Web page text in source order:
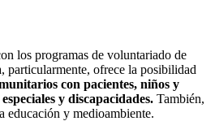
los programas de voluntariado de
particularmente, ofrece la posibilidad
con pacientes, niños y
y discapacidades. También,
educación y medioambiente.